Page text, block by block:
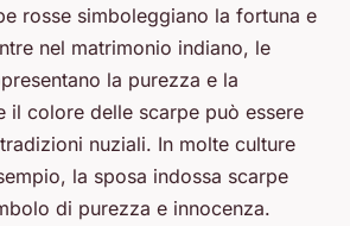
rosse simboleggiano la fortuna e
nel matrimonio indiano, le
la purezza e la
il colore delle scarpe può essere
nuziali. In molte culture
la sposa indossa scarpe
di purezza e innocenza.